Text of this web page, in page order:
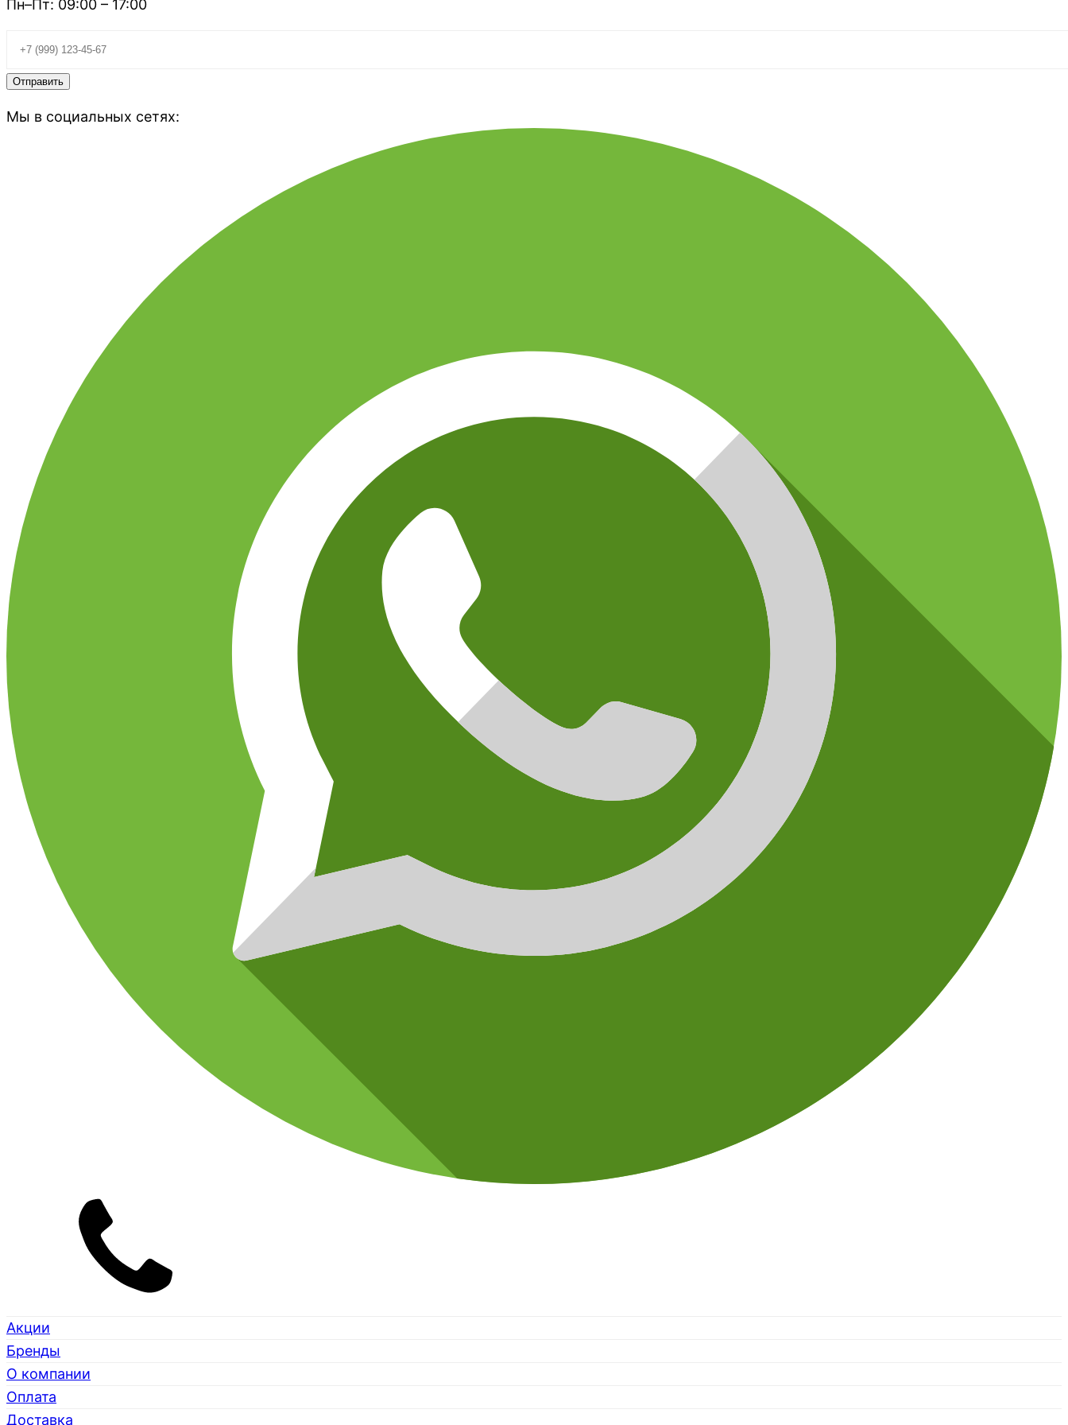
Пн–Пт: 09:00 – 17:00
Мы в социальных сетях:
Акции
Бренды
О компании
Оплата
Доставка